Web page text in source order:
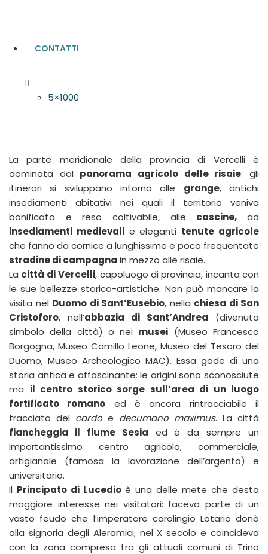
CONTATTI
5×1000
La parte meridionale della provincia di Vercelli è
dominata dal panorama agricolo delle risaie: gli
itinerari si sviluppano intorno alle grange, antichi
insediamenti abitativi nei quali il territorio veniva
bonificato e reso coltivabile, alle cascine,ad
insediamenti medievalie eleganti tenute agricole
che fanno da cornice a lunghissime e poco frequentate
stradine di campagna in mezzo alle risaie.
La città di Vercelli, capoluogo di provincia, incanta con
le sue bellezze storico-artistiche. Non può mancare la
visita nel Duomo di Sant’Eusebio, nella chiesa di San
Cristoforo, nell’abbazia di Sant’Andrea (divenuta
simbolo della città) o nei musei (Museo Francesco
Borgogna, Museo Camillo Leone, Museo del Tesoro del
Duomo, Museo Archeologico MAC). Essa gode di una
storia antica e affascinante: le origini sono sconosciute
ma il centro storico sorge sull’area di un luogo
fortificato romano ed è ancora rintracciabile il
tracciato del cardo e decumano maximus. La città
fiancheggia il fiume Sesia ed è da sempre un
importantissimo centro agricolo, commerciale,
artigianale (famosa la lavorazione dell’argento) e
universitario.
Il Principato di Lucedio è una delle mete che desta
maggiore interesse nei visitatori: faceva parte di un
vasto feudo che l’imperatore carolingio Lotario donò
alla signoria degli Aleramici, nel X secolo e coincideva
con la zona compresa tra gli attuali comuni di Trino